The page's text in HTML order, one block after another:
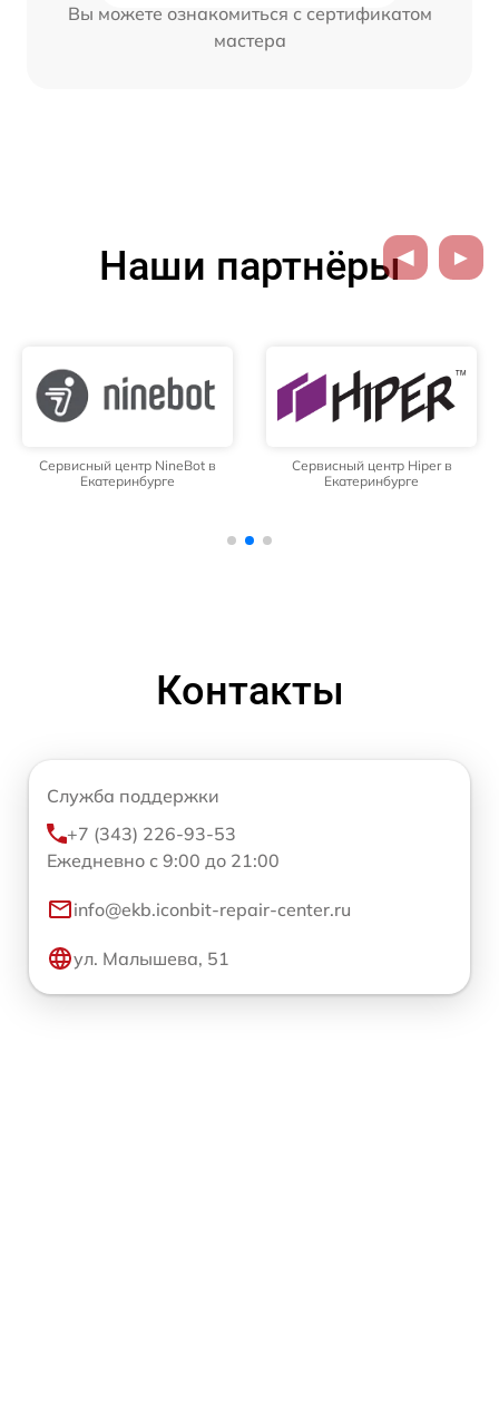
Вы можете ознакомиться с сертификатом
мастера
Наши партнёры
Сервисный центр NineBot в
Екатеринбурге
Сервисный центр Hiper в
Екатеринбурге
Контакты
Служба поддержки
+7 (343) 226-93-53
Ежедневно с 9:00 до 21:00
info@ekb.iconbit-repair-center.ru
ул. Малышева, 51